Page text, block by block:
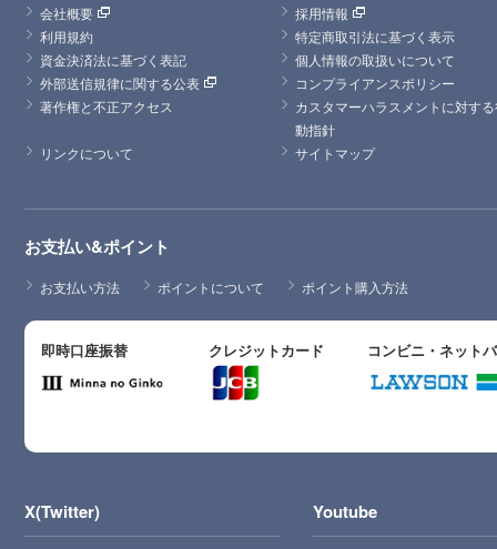
会社概要
採用情報
利用規約
特定商取引法に基づく表示
資金決済法に基づく表記
個人情報の取扱いについて
外部送信規律に関する公表
コンプライアンスポリシー
著作権と不正アクセス
カスタマーハラスメントに対す
動指針
リンクについて
サイトマップ
お支払い&ポイント
お支払い方法 ポイントについて ポイント購入方法
即時口座振替 クレジットカード コンビニ・ネット
X(Twitter) Youtube